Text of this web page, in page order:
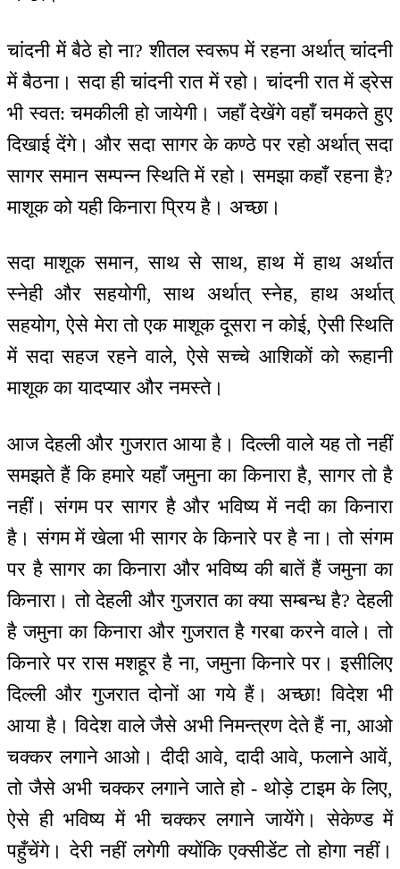
चांदनी में बैठे हो ना? शीतल स्वरूप में रहना अर्थात् चांदनी
में बैठना। सदा ही चांदनी रात में रहो। चांदनी रात में ड्रेस
भी स्वत: चमकीली हो जायेगी। जहाँ देखेंगे वहाँ चमकते हुए
दिखाई देंगे। और सदा सागर के कण्ठे पर रहो अर्थात् सदा
सागर समान सम्पन्न स्थिति में रहो। समझा कहाँ रहना है?
माशूक को यही किनारा प्रिय है। अच्छा।
सदा माशूक समान, साथ से साथ, हाथ में हाथ अर्थात
स्नेही और सहयोगी, साथ अर्थात् स्नेह, हाथ अर्थात्
सहयोग, ऐसे मेरा तो एक माशूक दूसरा न कोई, ऐसी स्थिति
में सदा सहज रहने वाले, ऐसे सच्चे आशिकों को रूहानी
माशूक का यादप्यार और नमस्ते।
आज देहली और गुजरात आया है। दिल्ली वाले यह तो नहीं
समझते हैं कि हमारे यहाँ जमुना का किनारा है, सागर तो है
नहीं। संगम पर सागर है और भविष्य में नदी का किनारा
है। संगम में खेला भी सागर के किनारे पर है ना। तो संगम
पर है सागर का किनारा और भविष्य की बातें हैं जमुना का
किनारा। तो देहली और गुजरात का क्या सम्बन्ध है? देहली
है जमुना का किनारा और गुजरात है गरबा करने वाले। तो
किनारे पर रास मशहूर है ना, जमुना किनारे पर। इसीलिए
दिल्ली और गुजरात दोनों आ गये हैं। अच्छा! विदेश भी
आया है। विदेश वाले जैसे अभी निमन्‍त्रण देते हैं ना, आओ
चक्कर लगाने आओ। दीदी आवे, दादी आवे, फलाने आवें,
तो जैसे अभी चक्कर लगाने जाते हो - थोड़े टाइम के लिए,
ऐसे ही भविष्य में भी चक्कर लगाने जायेंगे। सेकेण्ड में
पहुँचेंगे। देरी नहीं लगेगी क्योंकि एक्सीडेंट तो होगा नहीं।